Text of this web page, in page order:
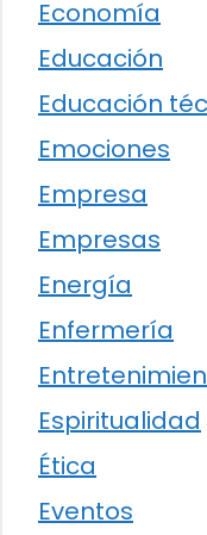
Economía
Educación
Educación
Emociones
Empresa
Empresas
Energía
Enfermería
Espiritualidad
Ética
Eventos